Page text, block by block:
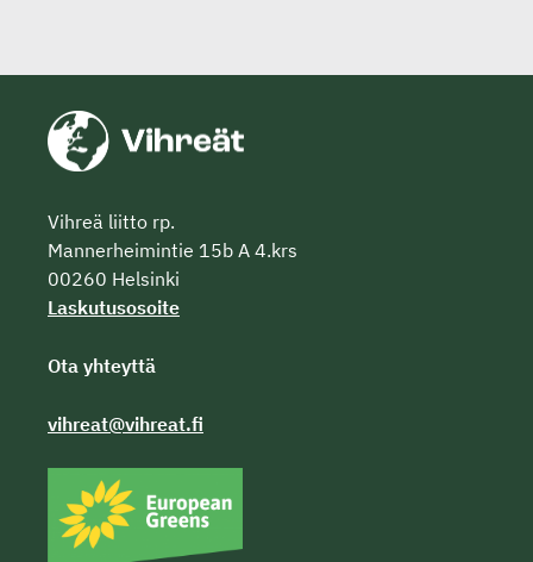
Vihreä liitto rp.
Mannerheimintie 15b A 4.krs
00260 Helsinki
Laskutusosoite
Ota yhteyttä
vihreat@vihreat.fi